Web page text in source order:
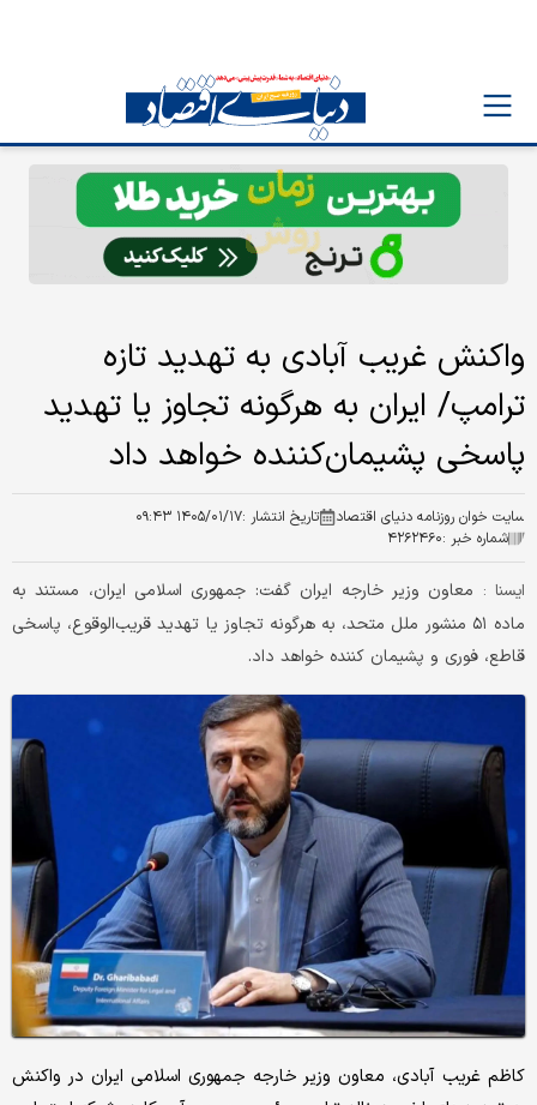
واکنش غریب آبادی به تهدید تازه
ترامپ/ ایران به هرگونه تجاوز یا تهدید
پاسخی پشیمان‌کننده خواهد داد
سایت خوان روزنامه دنیای اقتصاد تاریخ انتشار :۱۴۰۵/۰۱/۱۷ ۰۹:۴۳
شماره خبر :۴۲۶۲۴۶۰
ايسنا : معاون وزیر خارجه ایران گفت: جمهوری اسلامی ایران، مستند به
ماده ۵۱ منشور ملل متحد، به هرگونه تجاوز یا تهدید قریب‌الوقوع، پاسخی
قاطع، فوری و پشیمان کننده خواهد داد.
کاظم غریب آبادی، معاون وزیر خارجه جمهوری اسلامی ایران در واکنش